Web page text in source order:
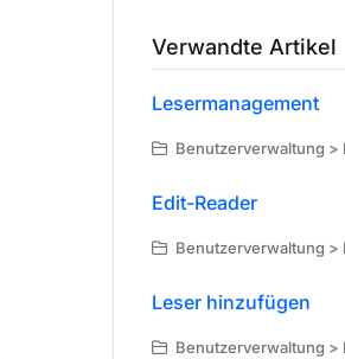
Verwandte Artikel
Lesermanagement
Benutzerverwaltung >
Edit-Reader
Benutzerverwaltung >
Leser hinzufügen
Benutzerverwaltung >